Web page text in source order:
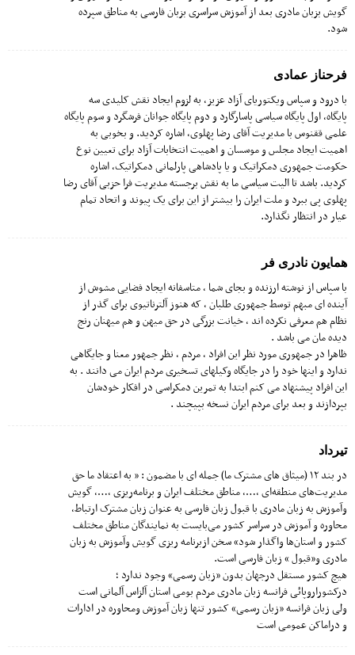
گویش بزبان مادری بعد از آموزش سراسری بزبان فارسی به مناطق سپرده
شود.
فرحناز عمادی
با درود و سپاس ویکتوریای آزاد عزیز، به لزوم ایجاد نقش کلیدی سه
پایگاه، اول پایگاه سیاسی پاسارگارد و دوم پایگاه جوانان فرشگرد و سوم پایگاه
علمی ققنوس با مدیریت آقای رضا پهلوی، اشاره کردید. و بخوبی به
اهمیت ایجاد مجلس و موسسان و اهمیت انتخابات آزاد برای تعیین نوع
حکومت جمهوری دمکراتیک و یا پادشاهی پارلمانی دمکراتیک، اشاره
کردید. باشد تا الیت سیاسی ما به نقش برجسته مدیریت فرا حزبی آقای رضا
پهلوی پی ببرد و ملت ایران را بیشتر از این برای یک پیوند و اتحاد تمام
عیار در انتظار نگذارد.
همایون نادری فر
با سپاس از نوشته ارزنده و بجای شما ، متاسفانه ایجاد فضایی مشوش از
آینده ای مبهم توسط جمهوری طلبان ، که هنوز آلترناتیوی برای گذر از
نظام هم معرفی نکرده اند ، خیانت بزرگی در حق میهن و هم میهنان رنج
دیده مان می باشد .
ظاهرا در جمهوری مورد نظر این افراد ، مردم ، نظر جمهور معنا و جایگاهی
ندارد و اینها خود را در جایگاه وکیلهای تسخیری مردم ایران می دانند . به
این افراد پیشنهاد می کنم ابتدا به تمرین دمکراسی در افکار خودشان
بپردازند و بعد برای مردم ایران نسخه بپیچند .
تیرداد
در بند ۱۲ (میثاق های مشترک ما) جمله ای با مضمون : « به اعتقاد ما حق
مدیریت‌های منطقه‌ای ،…، مناطق مختلف ایران و برنامه‌ریزی ،…، گویش
وآموزش به زبان مادری با قبول زبان فارسی به عنوان زبان مشترک ارتباط،
محاوره و آموزش در سراسر کشور می‌بایست به نمایندگان مناطق مختلف
کشور و استان‌ها واگذار شود» سخن ازبرنامه ریزی گویش وآموزش به زبان
مادری و«قبول » زبان فارسی است.
هیچ کشور مستقل درجهان بدون «زبان رسمی» وجود ندارد ؛
درکشوراروپائی فرانسه زبان مادری مردم بومی استان آلزاس آلمانی است
ولی زبان فرانسه «زبان رسمی» کشور تنها زبان آموزش ومحاوره در ادارات
و دراماکن عمومی است